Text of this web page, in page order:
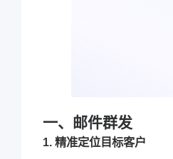
一、邮件群发
1. 精准定位目标客户